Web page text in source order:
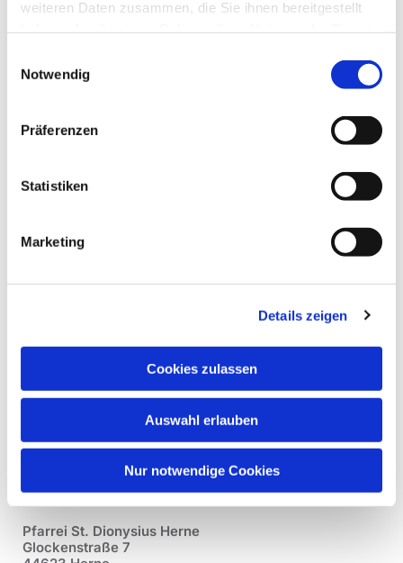
weiteren Daten zusammen, die Sie ihnen bereitgestellt
Notwendig
Präferenzen
Statistiken
Marketing
Details zeigen
Cookies zulassen
Auswahl erlauben
Nur notwendige Cookies
Städt. Friedhof Süd,
Pfarrei St. Dionysius Herne
Glockenstraße 7